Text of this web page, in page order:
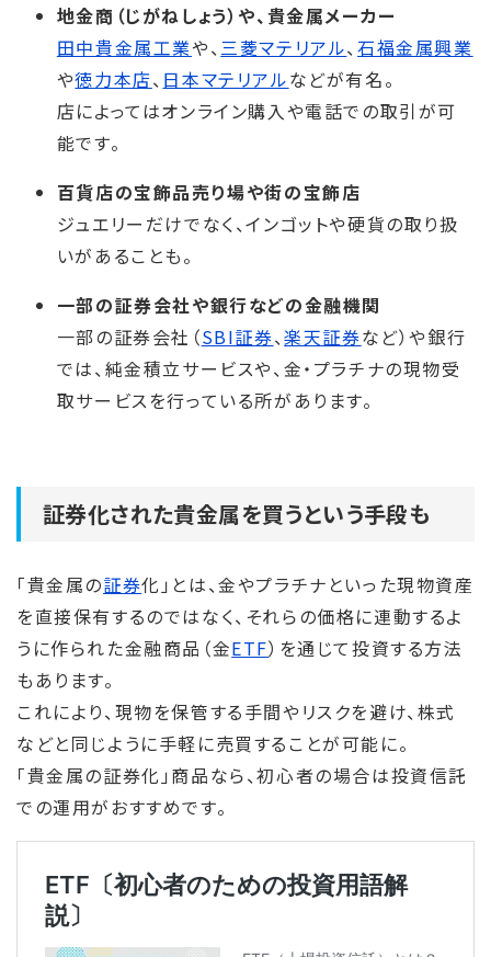
地金商（じがねしょう）や、貴金属メーカー
田中貴金属工業や、 三菱マテリアル、石福金属興業
や徳力本店、 日本マテリアルなどが有名。
店によってはオンライン購入や電話での取引が可
能です。
百貨店の宝飾品売り場や街の宝飾店
ジュエリーだけでなく、インゴットや硬貨の取り扱
いがあることも。
一部の証券会社や銀行などの金融機関
一部の証券会社（SBI証券、楽天証券など）や銀行
では、純金積立サービスや、金・プラチナの現物受
取サービスを行っている所があります。
証券化された貴金属を買うという手段も
「貴金属の証券化」とは、金やプラチナといった現物資産
を直接保有するのではなく、それらの価格に連動するよ
うに作られた金融商品（金ETF）を通じて投資する方法
もあります。
これにより、現物を保管する手間やリスクを避け、株式
などと同じように手軽に売買することが可能に。
「貴金属の証券化」商品なら、初心者の場合は投資信託
での運用がおすすめです。